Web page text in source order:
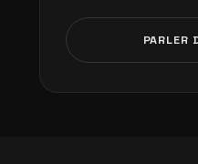
PARLER